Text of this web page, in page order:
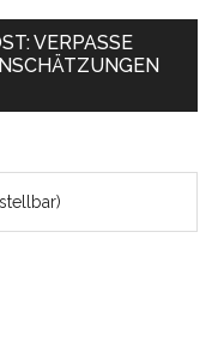
VERPASSE